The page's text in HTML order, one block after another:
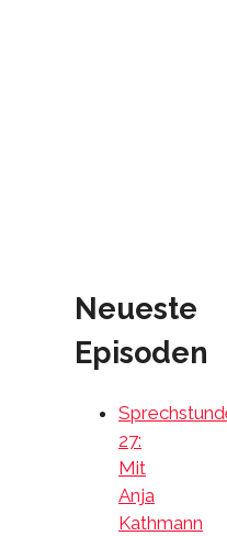
Neueste
Episoden
27:
Mit
Anja
Kathmann